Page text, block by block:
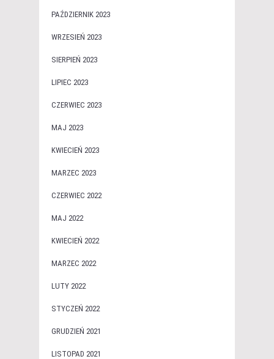
PAŹDZIERNIK 2023
WRZESIEŃ 2023
SIERPIEŃ 2023
LIPIEC 2023
CZERWIEC 2023
MAJ 2023
KWIECIEŃ 2023
MARZEC 2023
CZERWIEC 2022
MAJ 2022
KWIECIEŃ 2022
MARZEC 2022
LUTY 2022
STYCZEŃ 2022
GRUDZIEŃ 2021
LISTOPAD 2021